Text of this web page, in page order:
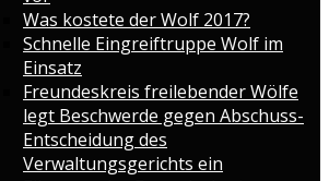
Was kostete der Wolf 2017?
Schnelle Eingreiftruppe Wolf im
Einsatz
Freundeskreis freilebender Wölfe
legt Beschwerde gegen Abschuss-
Entscheidung des
Verwaltungsgerichts ein